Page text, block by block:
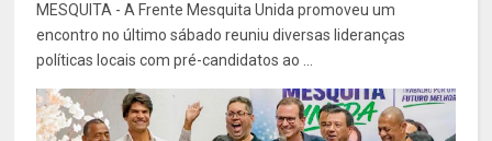
MESQUITA - A Frente Mesquita Unida promoveu um
encontro no último sábado reuniu diversas lideranças
políticas locais com pré-candidatos ao ...